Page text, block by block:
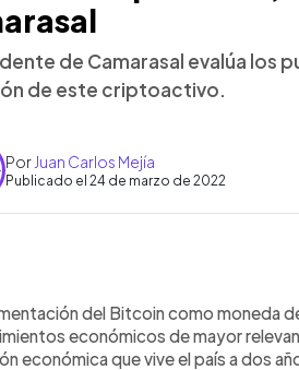
de Camarasal evalúa los
de este criptoactivo.
Por Juan Carlos Mejía
Publicado el 24 de marzo de 2022
Escuchar artículo
del Bitcoin como moneda
económicos de mayor
económica que vive el país a dos